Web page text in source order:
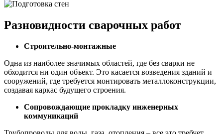
Разновидности сварочных работ
Строительно-монтажные
Одна из наиболее значимых областей, где без сварки не
обходится ни один объект. Это касается возведения зданий и
сооружений, где требуется монтировать металлоконструкции,
создавая каркас будущего строения.
Сопровождающие прокладку инженерных
коммуникаций